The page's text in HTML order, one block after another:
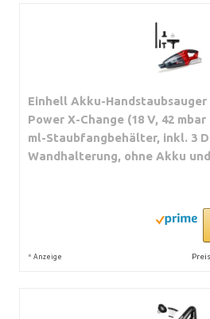
Einhell Akku-Handstaubsauger
Power X-Change (18 V, 42
ml-Staubfangbehälter, inkl. 3
Wandhalterung, ohne Akku
* Anzeige